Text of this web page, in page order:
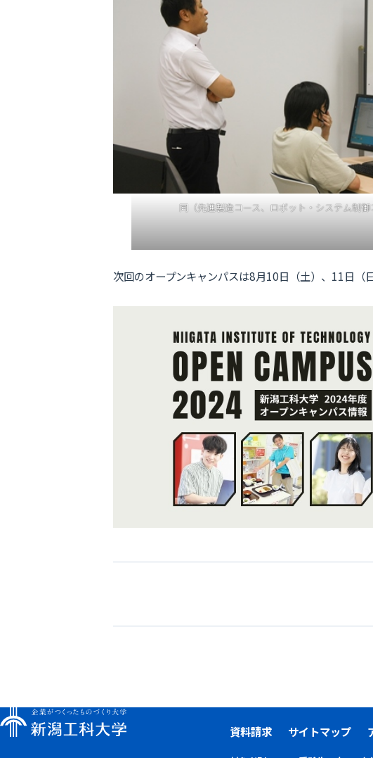
同（先進製造コース、ロボット・システム制御
次回のオープンキャンパスは8月10日（土）、11日（
資料請求 サイトマップ